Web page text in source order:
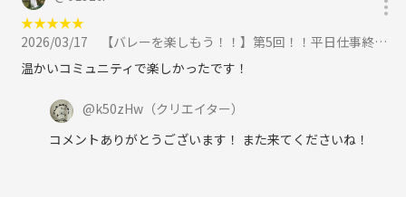
★★★★★
2026/03/17
【バレーを楽しもう！！】第5回！！平日仕事終わりに楽しい仲間と一緒に汗を流すバレーイベント🏐✨に参加
温かいコミュニティで楽しかったです！
@k50zHw （クリエイター）
コメントありがとうございます！ また来てくださいね！